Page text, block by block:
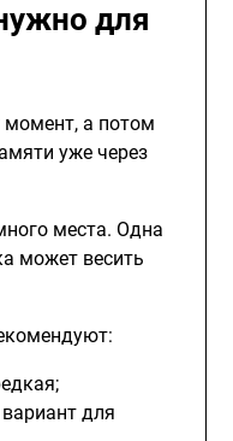
для
момент, а потом
уже через
места. Одна
может весить
для